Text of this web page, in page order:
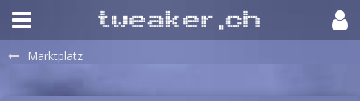
Marktplatz